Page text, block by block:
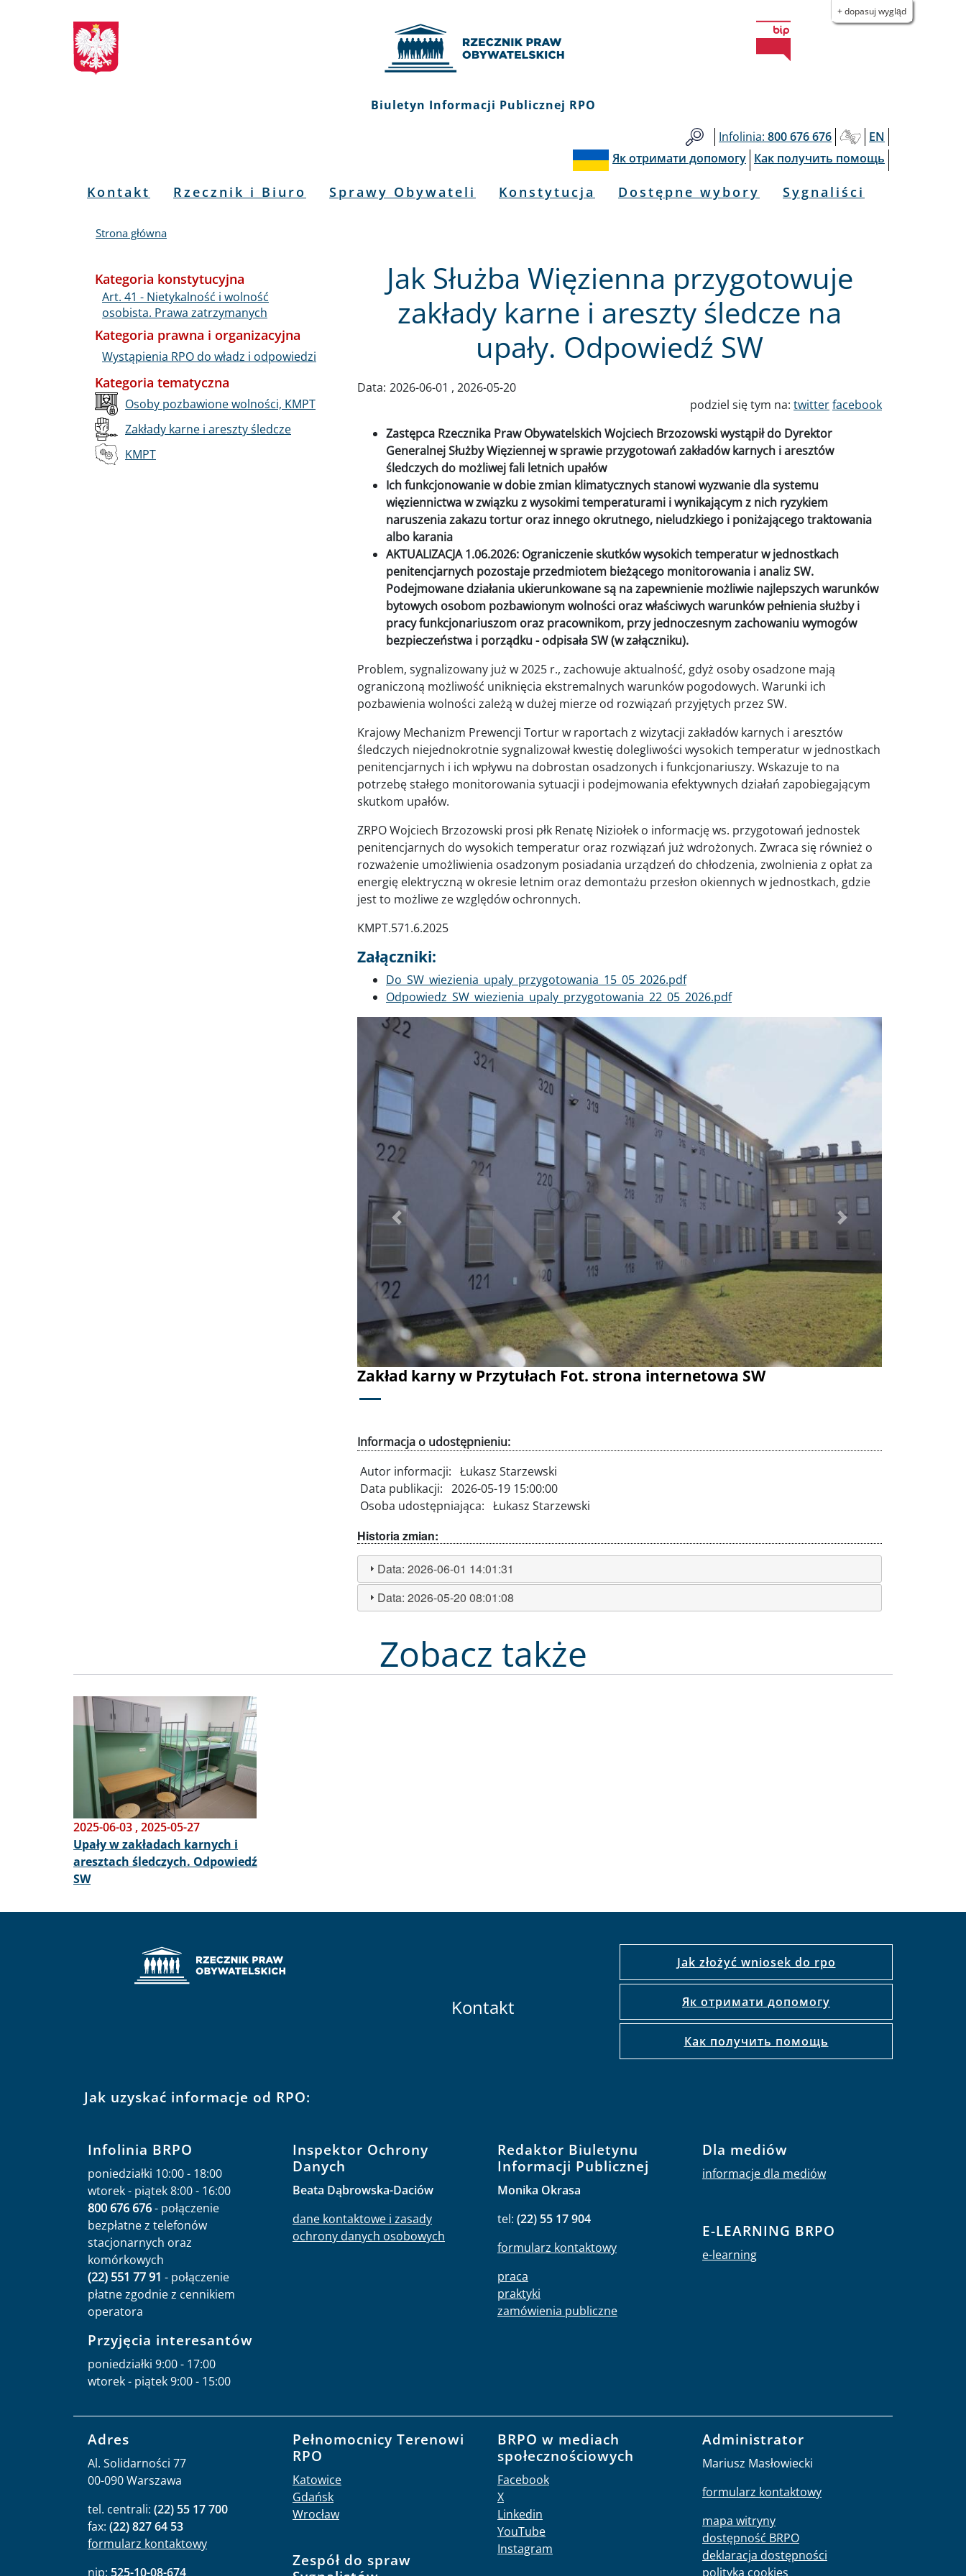
Biuletyn
Informacji
Publicznej
+ dopasuj wygląd
Biuletyn Informacji Publicznej RPO
Infolinia: 800 676 676
EN
Як отримати допомогу Как получить помощь
Menu
Kontakt Rzecznik i Biuro Sprawy Obywateli Konstytucja Dostępne wybory Sygnaliści
Strona główna
Jak Służba Więzienna przygotowuje
zakłady karne i areszty śledcze na
upały. Odpowiedź SW
Data: 2026-06-01
2026-05-20
podziel się tym na: twitterfacebook
Zastępca Rzecznika Praw Obywatelskich Wojciech Brzozowski wystąpił do Dyrektor
Generalnej Służby Więziennej w sprawie przygotowań zakładów karnych i aresztów
śledczych do możliwej fali letnich upałów
Ich funkcjonowanie w dobie zmian klimatycznych stanowi wyzwanie dla systemu
więziennictwa w związku z wysokimi temperaturami i wynikającym z nich ryzykiem
naruszenia zakazu tortur oraz innego okrutnego, nieludzkiego i poniżającego traktowania
albo karania
AKTUALIZACJA 1.06.2026: Ograniczenie skutków wysokich temperatur w jednostkach
penitencjarnych pozostaje przedmiotem bieżącego monitorowania i analiz SW.
Podejmowane działania ukierunkowane są na zapewnienie możliwie najlepszych warunków
bytowych osobom pozbawionym wolności oraz właściwych warunków pełnienia służby i
pracy funkcjonariuszom oraz pracownikom, przy jednoczesnym zachowaniu wymogów
bezpieczeństwa i porządku - odpisała SW (w załączniku).
Problem, sygnalizowany już w 2025 r., zachowuje aktualność, gdyż osoby osadzone mają
ograniczoną możliwość uniknięcia ekstremalnych warunków pogodowych. Warunki ich
pozbawienia wolności zależą w dużej mierze od rozwiązań przyjętych przez SW.
Krajowy Mechanizm Prewencji Tortur w raportach z wizytacji zakładów karnych i aresztów
śledczych niejednokrotnie sygnalizował kwestię dolegliwości wysokich temperatur w jednostkach
penitencjarnych i ich wpływu na dobrostan osadzonych i funkcjonariuszy. Wskazuje to na
potrzebę stałego monitorowania sytuacji i podejmowania efektywnych działań zapobiegającym
skutkom upałów.
ZRPO Wojciech Brzozowski prosi płk Renatę Niziołek o informację ws. przygotowań jednostek
penitencjarnych do wysokich temperatur oraz rozwiązań już wdrożonych. Zwraca się również o
rozważenie umożliwienia osadzonym posiadania urządzeń do chłodzenia, zwolnienia z opłat za
energię elektryczną w okresie letnim oraz demontażu przesłon okiennych w jednostkach, gdzie
jest to możliwe ze względów ochronnych.
KMPT.571.6.2025
Załączniki:
Dokument
Do_SW_wiezienia_upaly_przygotowania_15_05_2026.pdf
Dokument
Odpowiedz_SW_wiezienia_upaly_przygotowania_22_05_2026.pdf
Zakład karny w Przytułach Fot. strona internetowa SW
Poprzednie Dalej
Informacja o udostępnieniu:
Autor informacji: Łukasz Starzewski
Data publikacji: 2026-05-19 15:00:00
Osoba udostępniająca: Łukasz Starzewski
Historia zmian:
Data:2026-06-01 14:01:31
Data:2026-05-20 08:01:08
Kategoria konstytucyjna
Art. 41 - Nietykalność i wolność
osobista. Prawa zatrzymanych
Kategoria prawna i organizacyjna
Wystąpienia RPO do władz i odpowiedzi
Kategoria tematyczna
Osoby pozbawione wolności, KMPT
Zakłady karne i areszty śledcze
KMPT
Zobacz także
Obraz
2025-06-03 ,2025-05-27
Upały w zakładach karnych i
aresztach śledczych. Odpowiedź
SW
Kontakt
Jak złożyć wniosek do rpo
Як отримати допомогу
Как получить помощь
Jak uzyskać informacje od RPO:
Infolinia BRPO
poniedziałki 10:00 - 18:00
wtorek - piątek 8:00 - 16:00
800 676 676- połączenie
bezpłatne z telefonów
stacjonarnych oraz
komórkowych
(22) 551 77 91 - połączenie
płatne zgodnie z cennikiem
operatora
Przyjęcia interesantów
poniedziałki 9:00 - 17:00
wtorek - piątek 9:00 - 15:00
Inspektor Ochrony
Danych
Beata Dąbrowska-Daciów
dane kontaktowe i zasady
ochrony danych osobowych
Redaktor Biuletynu
Informacji Publicznej
Monika Okrasa
tel: (22) 55 17 904
formularz kontaktowy
praca
praktyki
zamówienia publiczne
Dla mediów
informacje dla mediów
E-LEARNING BRPO
e-learning
Adres
Al. Solidarności 77
00-090 Warszawa
tel. centrali: (22) 55 17 700
fax: (22) 827 64 53
formularz kontaktowy
nip: 525-10-08-674
Pełnomocnicy Terenowi
RPO
Katowice
Gdańsk
Wrocław
Zespół do spraw
BRPO w mediach
społecznościowych
Facebook
X
Linkedin
YouTube
Instagram
Administrator
Mariusz Masłowiecki
formularz kontaktowy
mapa witryny
dostępność BRPO
deklaracja dostępności
polityka cookies